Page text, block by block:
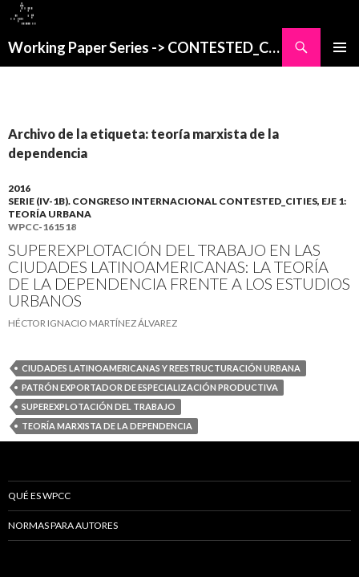
Working Paper Series -> CONTESTED_CITIES
Archivo de la etiqueta: teoría marxista de la
dependencia
2016
SERIE (IV-1B). CONGRESO INTERNACIONAL CONTESTED_CITIES, EJE 1:
TEORÍA URBANA
WPCC-161518
SUPEREXPLOTACIÓN DEL TRABAJO EN LAS
CIUDADES LATINOAMERICANAS: LA TEORÍA
DE LA DEPENDENCIA FRENTE A LOS ESTUDIOS
URBANOS
HÉCTOR IGNACIO MARTÍNEZ ÁLVAREZ
CIUDADES LATINOAMERICANAS Y REESTRUCTURACIÓN URBANA
PATRÓN EXPORTADOR DE ESPECIALIZACIÓN PRODUCTIVA
SUPEREXPLOTACIÓN DEL TRABAJO
TEORÍA MARXISTA DE LA DEPENDENCIA
QUÉ ES WPCC
NORMAS PARA AUTORES